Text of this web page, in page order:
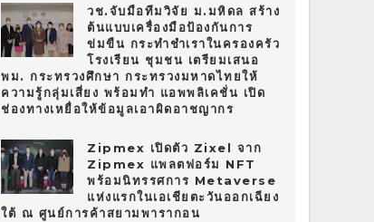
วช.จับมือทีมวิจัย ม.มหิดล สร้าง
ต้นแบบเครื่องมือป้องกันการ
ข่มขืน กระทำชำเราในครองครัว
โรงเรียน ชุมชน เตรียมเสนอ
พม. กระทรวงศึกษา กระทรวงมหาดไทยให้
ความรู้กลุ่มเสี่ยง พร้อมทำ แอพพลิเคชั่น เปิด
ช่องทางเหยื่อให้ข้อมูลเอาผิดอาชญากร
Zipmex เปิดตัว Zixel จาก
Zipmex แพลตฟอร์ม NFT
พร้อมนิทรรศการ Metaverse
แห่งแรกในเอเชียตะวันออกเฉียง
ใต้ ณ ศูนย์การค้าสยามพารากอน